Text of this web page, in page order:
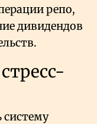
репо,
дивидендов
систему